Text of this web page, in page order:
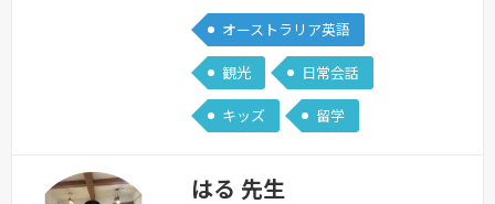
しばらくお待ちください。ご不便をおか
けし申し訳ございません。私と一緒に英
語でお話しませんか？文法・単語、間違
っても全然大丈夫です！英語に対して怖
勉強しましょう☺お気軽にどうぞ☺≪私
オーストラリア英語
観光 日常会話
キッズ 留学
はる 先生